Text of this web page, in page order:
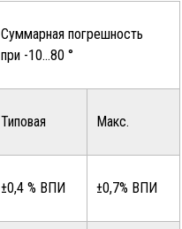
Суммарная погрешность
при -10…80 °
Типовая Макс.
±0,4 % ВПИ ±0,7% ВПИ